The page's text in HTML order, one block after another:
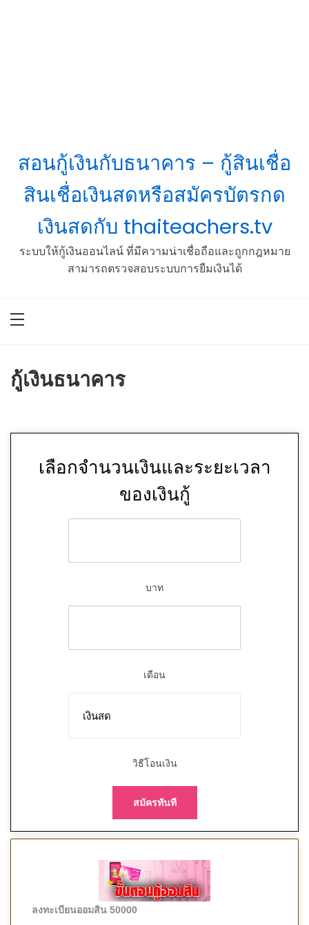
สอนกู้เงินกับธนาคาร – กู้สินเชื่อ
สินเชื่อเงินสดหรือสมัครบัตรกด
เงินสดกับ thaiteachers.tv
ระบบให้กู้เงินออนไลน์ ที่มีความน่าเชื่อถือและถูกกฎหมาย
สามารถตรวจสอบระบบการยืมเงินได้
กู้เงินธนาคาร
เลือกจำนวนเงินและระยะเวลา
ของเงินกู้
บาท
เดือน
วิธีโอนเงิน
สมัครทันที
ลงทะเบียนออมสิน 50000